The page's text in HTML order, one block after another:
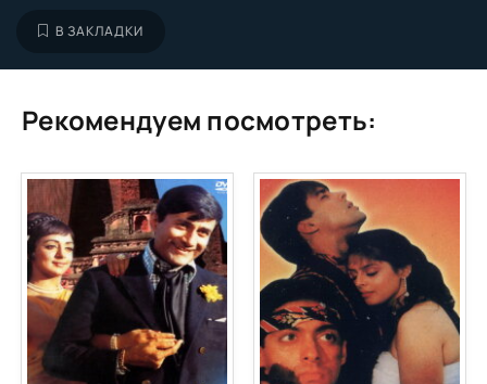
В ЗАКЛАДКИ
Рекомендуем посмотреть: